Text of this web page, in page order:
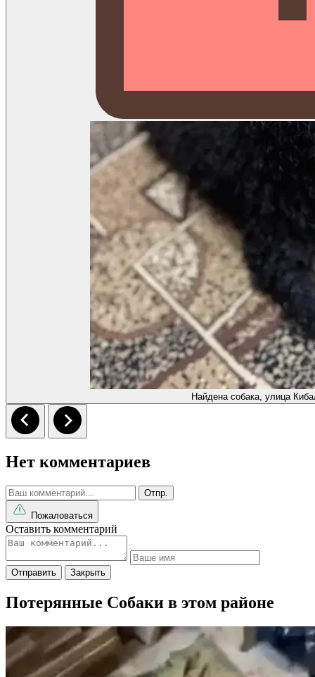
Найдена собака, улица
Нет комментариев
Отпр.
Пожаловаться
Оставить комментарий
Отправить Закрыть
Потерянные Собаки в этом районе